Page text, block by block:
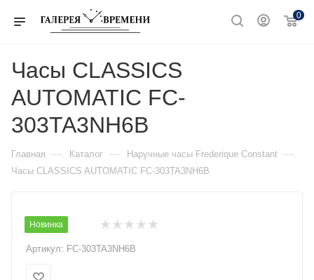
0
Часы CLASSICS
AUTOMATIC FC-
303TA3NH6B
Главная — Каталог — Наручные часы Frederique Constant —
Часы CLASSICS AUTOMATIC FC-303TA3NH6B
Новинка
Артикул: FC-303TA3NH6B